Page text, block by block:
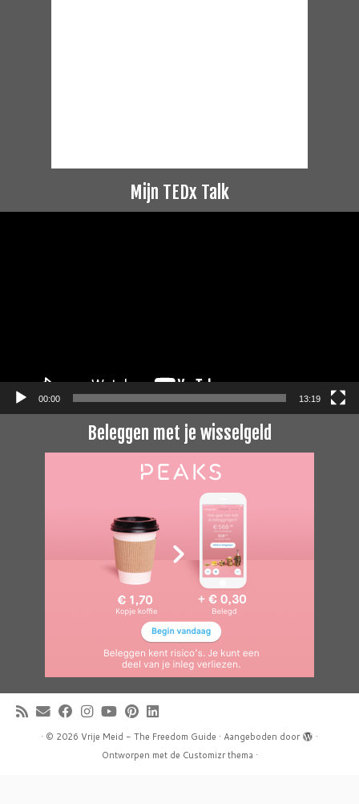
Mijn TEDx Talk
00:00 13:19
Beleggen met je wisselgeld
· © 2026 Vrije Meid - The Freedom Guide · Aangeboden door
·
Ontworpen met de Customizr thema ·